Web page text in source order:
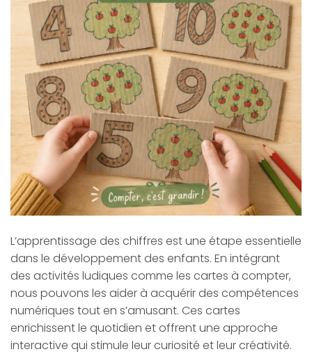
L’apprentissage des chiffres est une étape essentielle
dans le développement des enfants. En intégrant
des activités ludiques comme les cartes à compter,
nous pouvons les aider à acquérir des compétences
numériques tout en s’amusant. Ces cartes
enrichissent le quotidien et offrent une approche
interactive qui stimule leur curiosité et leur créativité.